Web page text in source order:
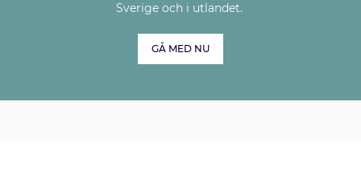
Sverige och i utlandet.
GÅ MED NU